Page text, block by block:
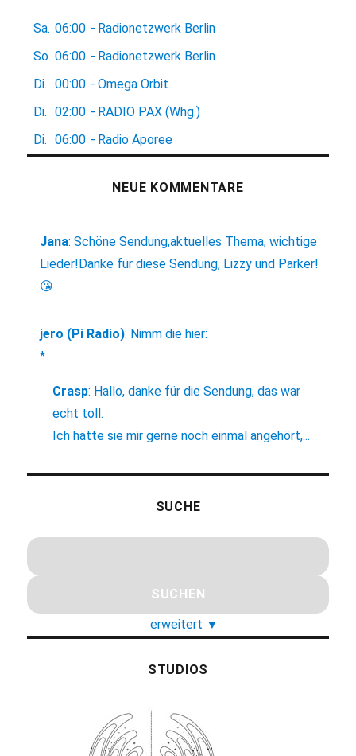
Sa. 06:00 - Radionetzwerk Berlin
So. 06:00 - Radionetzwerk Berlin
Di.
00:00 - Omega Orbit
Di.
02:00 - RADIO PAX (Whg.)
Di.
06:00 - Radio Aporee
NEUE KOMMENTARE
Jana:Schöne Sendung,aktuelles Thema, wichtige
Lieder!Danke für diese Sendung, Lizzy und Parker!
😘
jero (Pi Radio): Nimm die hier:
*
Crasp: Hallo, danke für die Sendung, das war
echt toll.
Ich hätte sie mir gerne noch einmal angehört,...
SUCHE
erweitert ▼
STUDIOS